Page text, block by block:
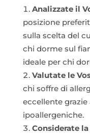
Analizzate il
posizione
sulla scelta del
chi dorme sul
ideale per chi
Valutate le
chi soffre di
eccellente
ipoallergeniche.
Considerate